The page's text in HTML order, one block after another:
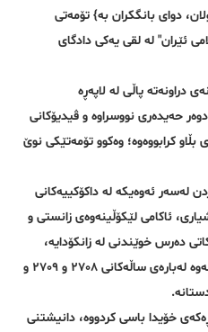
دوای بانگکران بە} تۆمەتی
ئێران" لە لقی یەکی دادگای
دراونەتە پاڵی لە لاپەڕە
حەیدەری نووسراوە و ڤیدیۆکانی
کرابووەوە؛ وەکوو تۆمەتێکی نوێ
لەسەر ئەوەیکە لە داکۆکییەکانی
ئاکامی لێکۆڵینەوەی زانستی و
١٧ ساڵەی لە کاتی دەرس خوێندنی لە زانکۆدایە،
ڕایگەیاندووە کە بەشێک لەو لێکۆڵینەوە لەبارەی ساڵەکانی ٢٧٠٨ و ٢٧٠٩ و
خۆیدا باسی کردووە، دانیشتنی